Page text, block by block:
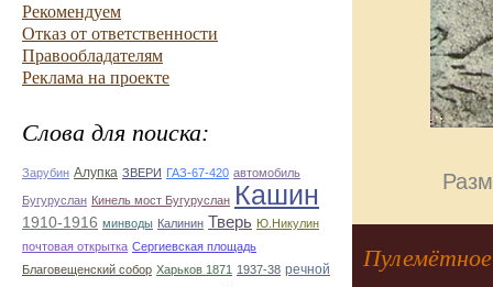
Рекомендуем
Отказ от ответственности
Правообладателям
Реклама на проекте
Слова для поиска:
Зарубин Алупка ЗВЕРИ ГАЗ-67-420 автомобиль
Бугуруслан Кинель мост Бугуруслан Кашин
1910-1916 минводы Калинин Тверь Ю.Никулин
почтовая открытка Сергиевская площадь
Благовещенский собор Харьков 1871 1937-38 речной